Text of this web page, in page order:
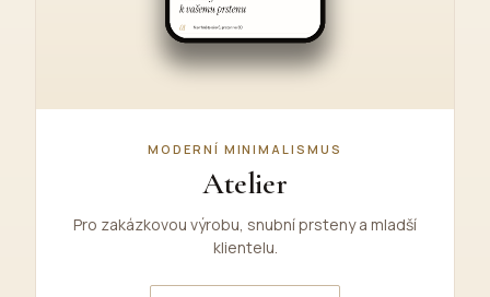
MODERNÍ MINIMALISMUS
Atelier
Pro zakázkovou výrobu, snubní prsteny a mladší
klientelu.